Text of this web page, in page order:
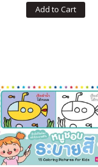
Add to Cart